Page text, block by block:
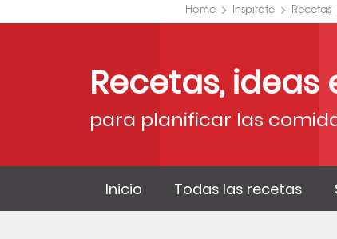
Home Inspirate Recetas
Recetas,
para planificar las
Inicio Todas las recetas